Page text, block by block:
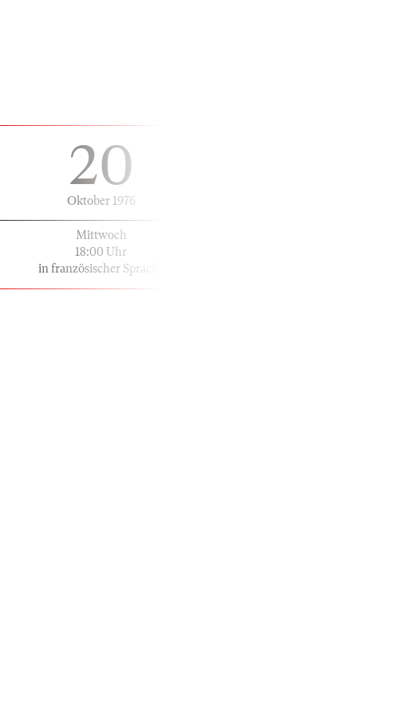
20
Oktober 1976
Mittwoch
18:00 Uhr
in französischer Sprache